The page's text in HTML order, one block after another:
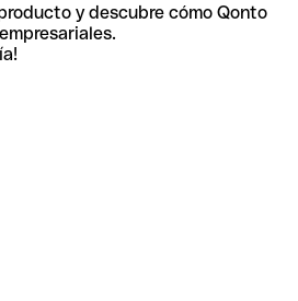
y descubre cómo Qonto